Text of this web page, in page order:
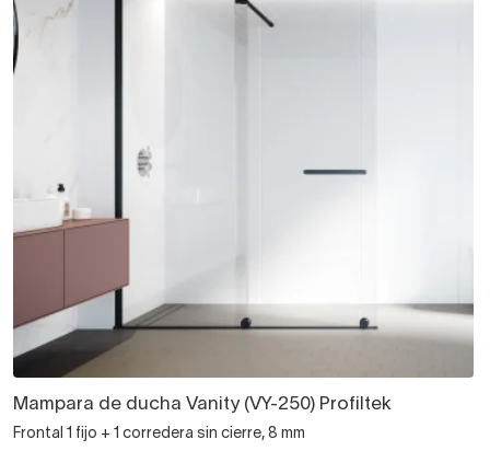
Mampara de ducha Vanity (VY-250) Profiltek
Frontal 1 fijo + 1 corredera sin cierre, 8 mm